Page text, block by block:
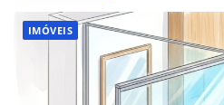
IMÓVEIS